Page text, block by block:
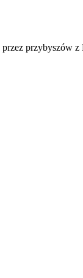
przybyszów z